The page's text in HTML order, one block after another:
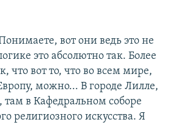
вот они ведь это не
это абсолютно так. Более
что вот то, что во всем мире,
можно... В городе Лилле,
там в Кафедральном соборе
религиозного искусства. Я